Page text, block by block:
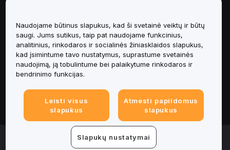
Paslaugos
Pagalba
Produktai
Teisinė informacija
© 2025-2026 Bybit.eu. All rights reserved.
Naudojame būtinus slapukus, kad ši svetainė veiktų ir būtų
saugi. Jums sutikus, taip pat naudojame funkcinius,
analitinius, rinkodaros ir socialinės žiniasklaidos slapukus,
kad įsimintume tavo nustatymus, suprastume svetainės
naudojimą, ją tobulintume bei palaikytume rinkodaros ir
bendrinimo funkcijas.
Leisti visus
slapukus
Atmesti papildomus
slapukus
Slapukų nustatymai